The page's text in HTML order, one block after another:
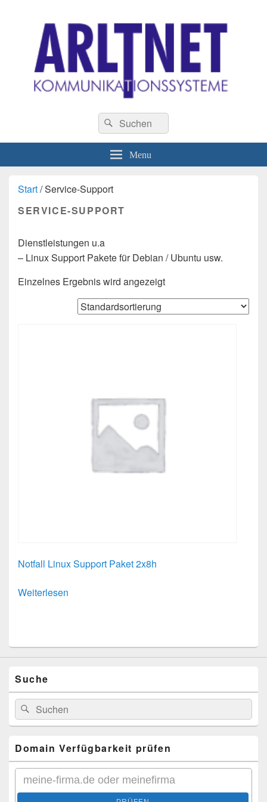
ARLTNET
Kommunikationssysteme
Search
for:
Search
Menu
Start/ Service-Support
SERVICE-SUPPORT
Dienstleistungen u.a
– Linux Support Pakete für Debian / Ubuntu usw.
Einzelnes Ergebnis wird angezeigt
Notfall Linux Support Paket 2x8h
Weiterlesen
Suche
Search
for:
Search
Domain Verfügbarkeit prüfen